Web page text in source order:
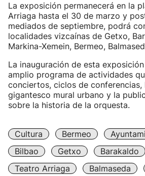
La exposición permanecerá en la
Arriaga hasta el 30 de marzo y
mediados de septiembre, podrá
localidades vizcaínas de Getxo,
Markina-Xemein, Bermeo,
La inauguración de esta
amplio programa de actividades
conciertos, ciclos de conferencias,
gigantesco mural urbano y la
sobre la historia de la orquesta.
Cultura Bermeo
Bilbao
Getxo
Barakaldo
Teatro Arriaga
Balmaseda